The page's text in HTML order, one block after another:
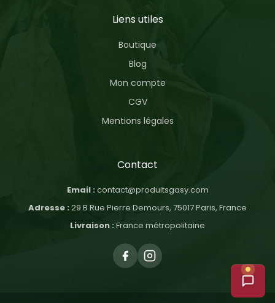
Liens utiles
Boutique
Blog
Mon compte
CGV
Mentions légales
Contact
Email : contact@produitsgasy.com
Adresse : 29 B Rue Pierre Demours, 75017 Paris, France
Livraison :France métropolitaine